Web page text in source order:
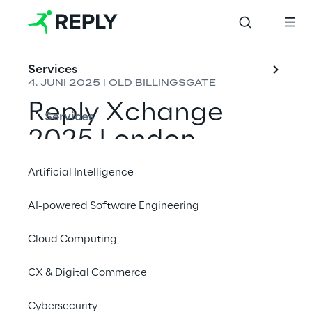
Services
Services
Artificial Intelligence
AI-powered Software Engineering
Cloud Computing
CX & Digital Commerce
Cybersecurity
4. JUNI 2025 | OLD BILLINGSGATE
Reply Xchange
2025 London
BEYOND EXPECTATIONS
Mittwoch, den 4. Juni in das
der Stadt zurück. Ein Tag voller neuer Ideen,